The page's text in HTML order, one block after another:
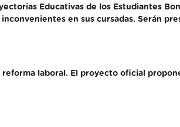
Educativas de los Estudiantes
en sus cursadas. Serán
laboral. El proyecto oficial